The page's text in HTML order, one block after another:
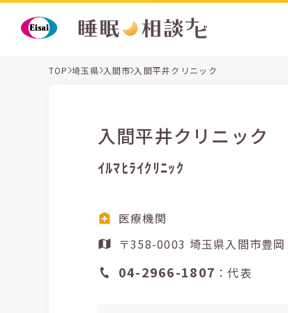
TOP 埼玉県 入間市 入間平井クリニック
入間平井クリニック
ｲﾙﾏﾋﾗｲｸﾘﾆｯｸ
医療機関
〒358-0003 埼玉県入
04-2966-1807 ：代表